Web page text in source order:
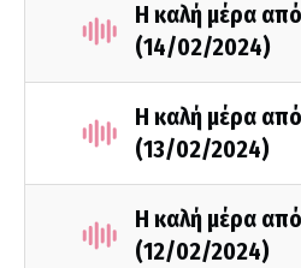
Η καλή μέρα
(14/02/2024)
Η καλή μέρα
(13/02/2024)
Η καλή μέρα
(12/02/2024)